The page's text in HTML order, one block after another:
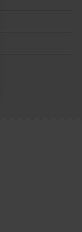
i calzini… e
effettiva